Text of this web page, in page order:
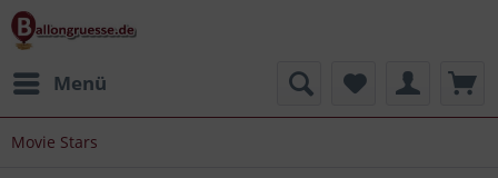
Menü
Movie Stars